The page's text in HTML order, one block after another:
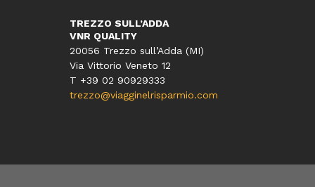
TREZZO SULL’ADDA
VNR QUALITY
20056 Trezzo sull’Adda (MI)
Via Vittorio Veneto 12
T +39 02 90929333
trezzo@viagginelrisparmio.com